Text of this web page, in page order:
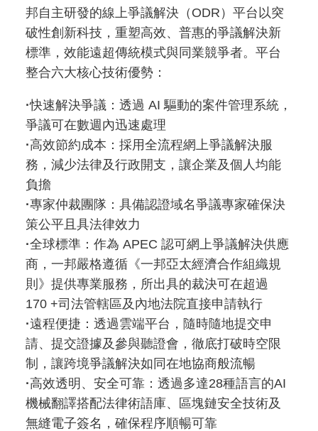
邦自主研發的線上爭議解決（ODR）平台以突
破性創新科技，重塑高效、普惠的爭議解決新
標準，效能遠超傳統模式與同業競爭者。平台
整合六大核心技術優勢：
·快速解決爭議：透過 AI 驅動的案件管理系統，
爭議可在數週內迅速處理
·高效節約成本：採用全流程網上爭議解決服
務，減少法律及行政開支，讓企業及個人均能
負擔
·專家仲裁團隊：具備認證域名爭議專家確保決
策公平且具法律效力
·全球標準：作為 APEC 認可網上爭議解決供應
商，一邦嚴格遵循《一邦亞太經濟合作組織規
則》提供專業服務，所出具的裁決可在超過
170 +司法管轄區及內地法院直接申請執行
·遠程便捷：透過雲端平台，隨時隨地提交申
請、提交證據及參與聽證會，徹底打破時空限
制，讓跨境爭議解決如同在地協商般流暢
·高效透明、安全可靠：透過多達28種語言的AI
機械翻譯搭配法律術語庫、區塊鏈安全技術及
無縫電子簽名，確保程序順暢可靠